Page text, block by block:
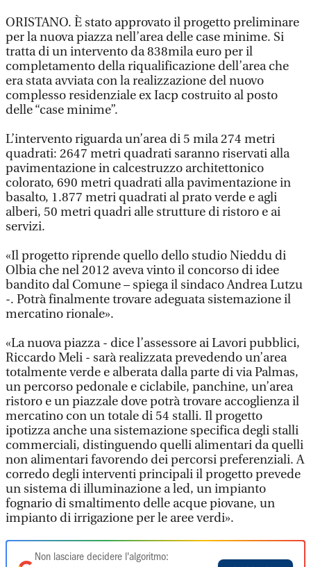
ORISTANO. È stato approvato il progetto preliminare
per la nuova piazza nell’area delle case minime. Si
tratta di un intervento da 838mila euro per il
completamento della riqualificazione dell’area che
era stata avviata con la realizzazione del nuovo
complesso residenziale ex Iacp costruito al posto
delle “case minime”.
L’intervento riguarda un’area di 5 mila 274 metri
quadrati: 2647 metri quadrati saranno riservati alla
pavimentazione in calcestruzzo architettonico
colorato, 690 metri quadrati alla pavimentazione in
basalto, 1.877 metri quadrati al prato verde e agli
alberi, 50 metri quadri alle strutture di ristoro e ai
servizi.
«Il progetto riprende quello dello studio Nieddu di
Olbia che nel 2012 aveva vinto il concorso di idee
bandito dal Comune – spiega il sindaco Andrea Lutzu
-. Potrà finalmente trovare adeguata sistemazione il
mercatino rionale».
«La nuova piazza - dice l’assessore ai Lavori pubblici,
Riccardo Meli - sarà realizzata prevedendo un’area
totalmente verde e alberata dalla parte di via Palmas,
un percorso pedonale e ciclabile, panchine, un’area
ristoro e un piazzale dove potrà trovare accoglienza il
mercatino con un totale di 54 stalli. Il progetto
ipotizza anche una sistemazione specifica degli stalli
commerciali, distinguendo quelli alimentari da quelli
non alimentari favorendo dei percorsi preferenziali. A
corredo degli interventi principali il progetto prevede
un sistema di illuminazione a led, un impianto
fognario di smaltimento delle acque piovane, un
impianto di irrigazione per le aree verdi».
Non lasciare decidere l'algoritmo: